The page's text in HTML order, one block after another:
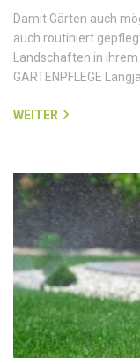
Damit Gärten auch
auch routiniert
Landschaften in ihrem
GARTENPFLEGE
WEITER